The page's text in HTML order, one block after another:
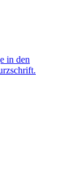
in den